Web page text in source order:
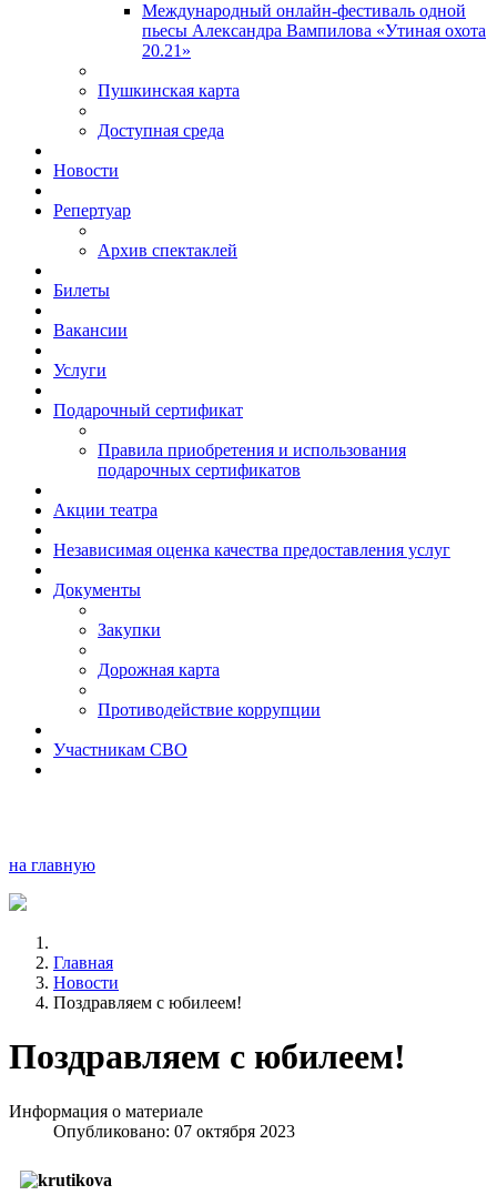
Международный онлайн-фестиваль одной
пьесы Александра Вампилова «Утиная охота
20.21»
Пушкинская карта
Доступная среда
Новости
Репертуар
Архив спектаклей
Билеты
Вакансии
Услуги
Подарочный сертификат
Правила приобретения и использования
подарочных сертификатов
Акции театра
Независимая оценка качества предоставления услуг
Документы
Закупки
Дорожная карта
Противодействие коррупции
Участникам СВО
на главную
Главная
Новости
Поздравляем с юбилеем!
Поздравляем с юбилеем!
Информация о материале
Опубликовано: 07 октября 2023